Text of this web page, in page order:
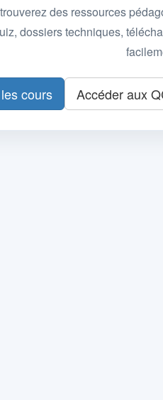
des ressources
dossiers techniques,
cours Accéder aux